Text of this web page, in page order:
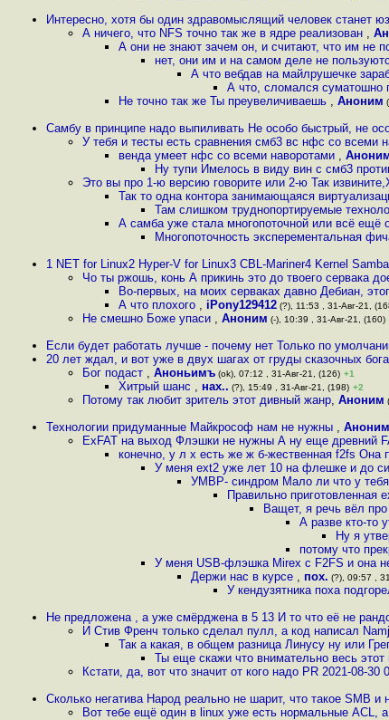
Интересно, хотя бы один здравомыслящий человек станет
А ничего, что NFS точно так же в ядре реализован ,
А они не знают зачем он, и считают, что им не
нет, они им и на самом деле не
А что вебдав на майлрушечке
А что, сломался суматошно
Не точно так же Ты преувеличиваешь , Аноним
Самбу в принципе надо выпиливать Не особо быстрый, не
У тебя и тесты есть сравнения смб3 вс нфс со всеми
венда умеет нфс со всеми наворотами ,
Ну тупи Имелось в виду вин с смб3
Это вы про 1-ю версию говорите или 2-ю Так
Так то одна контора занимающаяся
Там слишком труднопортируемые
А самба уже стала многопоточной или всё ещё
Многопоточность эксперементальная
1 NET for Linux2 Hyper-V for Linux3 CBL-Mariner4 Kernel
Чо ты ржошь, конь А прикинь это до твоего сервака
Во-первых, на моих серваках давно Дебиан,
А что плохого , iPony129412 (?), 11:53 , 31-Авг-21,
Не смешно Боже упаси , Аноним (-), 10:39 , 31-Авг-21, (160)
Если будет работать лучше - почему нет Только по
20 лет ждал, и вот уже в двух шагах от груды сказочных
Бог подаст , Аноньимъ (ok), 07:12 , 31-Авг-21, (126) +1
Хитрый шанс , нах.. (?), 15:49 , 31-Авг-21, (198) +2
Потому так любит зритель этот дивный жанр, Аноним
Технологии придуманные Майкрософ нам не нужны , Аноним
ExFAT на выход Флэшки не нужны А ну еще древний
конечно, у л х есть же ж б-жественная f2fs Она
У меня ext2 уже лет 10 на флешке и до
УМВР- синдром Мало ли что у тебя
Правильно
Ващет, я речь вёл
А разве кто-то
Ну я
потому что
У меня USB-флэшка Mirex с F2FS и она
Держи нас в курсе , пох. (?), 09:57 ,
У кендузятника поха
Не предложена , а уже смёрджена в 5 13 И то что её не
И Стив Френч только сделал пулл, а код написал
Так а какая, в общем разница Линусу ну или
Ты еще скажи что внимательно весь
Кстати, да, вот что значит от кого надо PR 2021-08-
Сколько негатива Народ реально не шарит, что такое SMB и
Вот тебе ещё один в linux уже есть нормальные ACL,